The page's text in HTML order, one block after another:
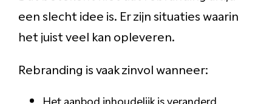
een slecht idee is. Er zijn situaties waarin
het juist veel kan opleveren.
Rebranding is vaak zinvol wanneer:
Het aanbod inhoudelijk is veranderd